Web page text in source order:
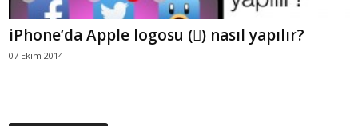
iPhone’da Apple logosu () nasıl yapılır?
07 Ekim 2014